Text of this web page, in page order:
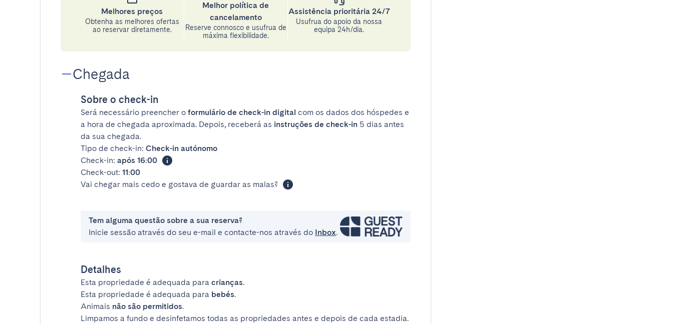
Melhores preços
Obtenha as melhores ofertas
ao reservar diretamente.
Melhor política de
cancelamento
Reserve connosco e usufrua de
máxima flexibilidade.
Assistência prioritária 24/7
Usufrua do apoio da nossa
equipa 24h/dia.
Chegada
Sobre o check-in
Será necessário preencher o formulário de check-in digital com os dados dos hóspedes e
a hora de chegada aproximada. Depois, receberá as instruções de check-in 5 dias antes
da sua chegada.
Tipo de check-in: Check-in autónomo
Check-in: após 16:00
Check-out: 11:00
Vai chegar mais cedo e gostava de guardar as malas?
Tem alguma questão sobre a sua reserva?
Inicie sessão através do seu e-mail e contacte-nos através do Inbox.
Detalhes
Esta propriedade é adequada para crianças.
Esta propriedade é adequada para bebés.
Animais não são permitidos.
Limpamos a fundo e desinfetamos todas as propriedades antes e depois de cada estadia.